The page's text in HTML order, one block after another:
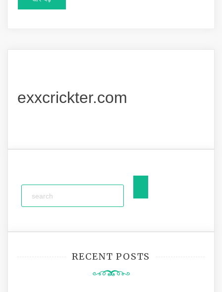
exxcrickter.com
RECENT POSTS